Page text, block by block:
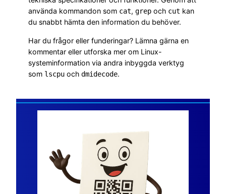
använda kommandon som cat, grep och cut kan
du snabbt hämta den information du behöver.
Har du frågor eller funderingar? Lämna gärna en
kommentar eller utforska mer om Linux-
systeminformation via andra inbyggda verktyg
som lscpu och dmidecode.